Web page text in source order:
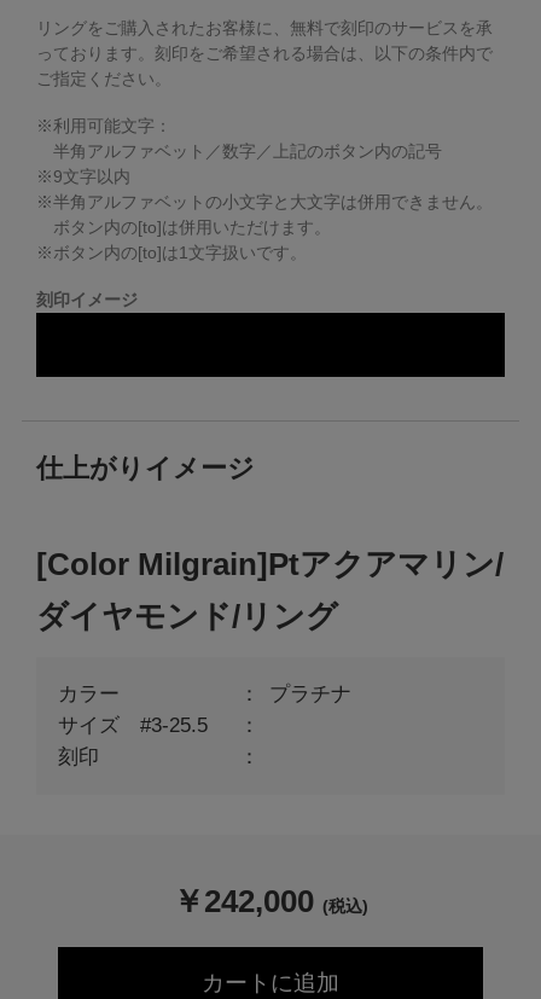
リングをご購入されたお客様に、無料で刻印のサービスを承
っております。 刻印をご希望される場合は、以下の条件内で
ご指定ください。
※利用可能文字：
半角アルファベット／数字／上記のボタン内の記号
※9文字以内
※半角アルファベットの小文字と大文字は併用できません。
ボタン内の[to]は併用いただけます。
※ボタン内の[to]は1文字扱いです。
刻印イメージ
仕上がりイメージ
[Color Milgrain]Ptアクアマリン/
ダイヤモンド/リング
カラー
プラチナ
サイズ #3-25.5
刻印
￥242,000 (税込)